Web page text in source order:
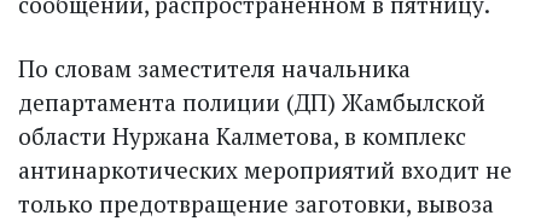
По словам заместителя начальника
департамента полиции (ДП) Жамбылской
области Нуржана Калметова, в комплекс
антинаркотических мероприятий входит не
только предотвращение заготовки, вывоза